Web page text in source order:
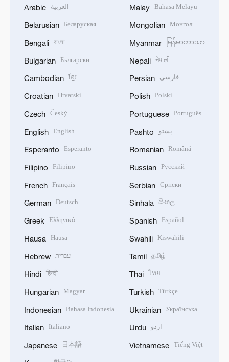
Arabic العربية
Belarusian Беларуская
Bengali বাংলা
Bulgarian Български
Cambodian ខ្មែរ
Croatian Hrvatski
Czech Český
English English
Esperanto Esperanto
Filipino Filipino
French Français
German Deutsch
Greek Ελληνικά
Hausa Hausa
Hebrew עברית
Hindi हिन्दी
Hungarian Magyar
Indonesian Bahasa Indonesia
Italian Italiano
Japanese 日本語
Malay Bahasa Melayu
Mongolian Монгол
Myanmar မြန်မာဘာသာ
Nepali नेपाली
Persian فارسی
Polish Polski
Portuguese Português
Pashto پښتو
Romanian Română
Russian Русский
Serbian Српски
Sinhala සිංහල
Spanish Español
Swahili Kiswahili
Tamil தமிழ்
Thai ไทย
Turkish Türkçe
Ukrainian Українська
Urdu اردو
Vietnamese Tiếng Việt